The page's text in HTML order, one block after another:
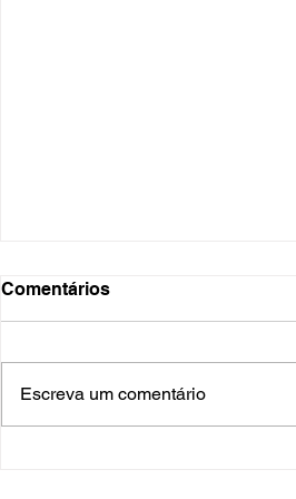
Comentários
Escreva um comentário